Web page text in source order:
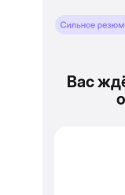
Вас